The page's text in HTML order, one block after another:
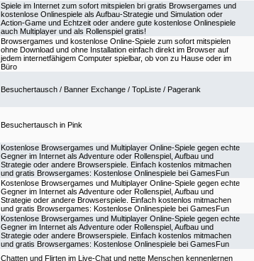
Spiele im Internet zum sofort mitspielen bri gratis Browsergames und
kostenlose Onlinespiele als Aufbau-Strategie und Simulation oder
Action-Game und Echtzeit oder andere gute kostenlose Onlinespiele
auch Multiplayer und als Rollenspiel gratis!
Browsergames und kostenlose Online-Spiele zum sofort mitspielen
ohne Download und ohne Installation einfach direkt im Browser auf
jedem internetfähigem Computer spielbar, ob von zu Hause oder im
Büro
Besuchertausch / Banner Exchange / TopListe / Pagerank
Besuchertausch in Pink
Kostenlose Browsergames und Multiplayer Online-Spiele gegen echte
Gegner im Internet als Adventure oder Rollenspiel, Aufbau und
Strategie oder andere Browserspiele. Einfach kostenlos mitmachen
und gratis Browsergames: Kostenlose Onlinespiele bei GamesFun
Kostenlose Browsergames und Multiplayer Online-Spiele gegen echte
Gegner im Internet als Adventure oder Rollenspiel, Aufbau und
Strategie oder andere Browserspiele. Einfach kostenlos mitmachen
und gratis Browsergames: Kostenlose Onlinespiele bei GamesFun
Kostenlose Browsergames und Multiplayer Online-Spiele gegen echte
Gegner im Internet als Adventure oder Rollenspiel, Aufbau und
Strategie oder andere Browserspiele. Einfach kostenlos mitmachen
und gratis Browsergames: Kostenlose Onlinespiele bei GamesFun
Chatten und Flirten im Live-Chat und nette Menschen kennenlernen